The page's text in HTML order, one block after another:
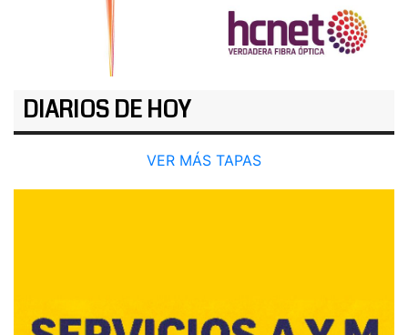
DIARIOS DE HOY
VER MÁS TAPAS